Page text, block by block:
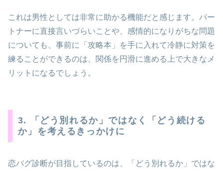
これは男性としては非常に助かる機能だと感じます。パー
トナーに直接言いづらいことや、感情的になりがちな問題
についても、事前に「攻略本」を手に入れて冷静に対策を
練ることができるのは、関係を円滑に進める上で大きなメ
リットになるでしょう。
3. 「どう別れるか」ではなく「どう続ける
か」を考えるきっかけに
恋バグ診断が目指しているのは、「どう別れるか」ではな